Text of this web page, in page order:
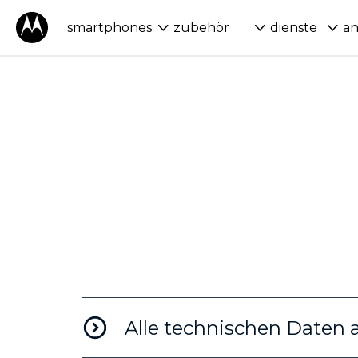
smartphones zubehör dienste
Alle technischen Daten
l
K
e